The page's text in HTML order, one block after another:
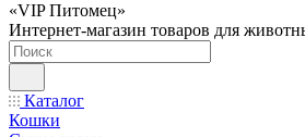
«VIP Питомец»
Интернет-магазин товаров для
Каталог
Кошки